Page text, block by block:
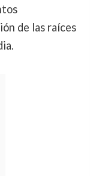
de las raíces